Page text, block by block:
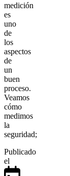
medición
es
uno
de
los
aspectos
de
un
buen
proceso.
Veamos
cómo
medimos
la
seguridad;
Publicado
el